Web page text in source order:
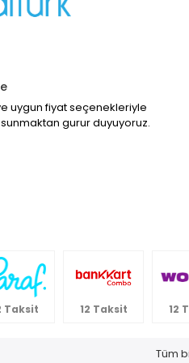
uygun fiyat seçenekleriyle
gurur duyuyoruz.
Taksit 12 Taksit 12
Tüm